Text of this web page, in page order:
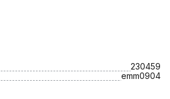
230459
emm0904